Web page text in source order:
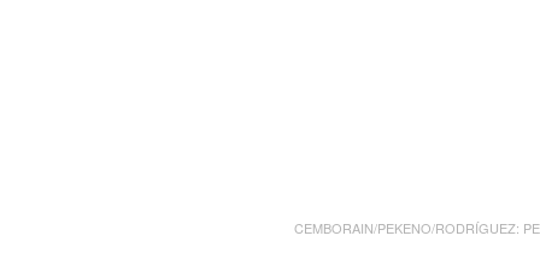
CEMBORAIN/PEKENO/RODRÍGUEZ: